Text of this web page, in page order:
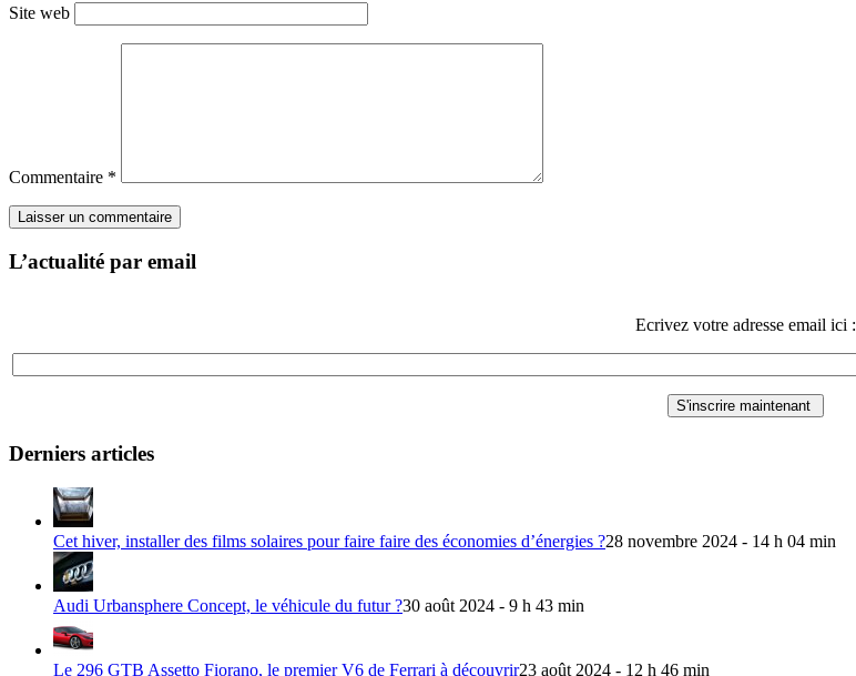
Site web
Commentaire *
L’actualité par email
Ecrivez votre adresse email ici :
Derniers articles
Cet hiver, installer des films solaires pour faire faire des économies d’énergies ?28 novembre 2024 - 14 h 04 min
Audi Urbansphere Concept, le véhicule du futur ?30 août 2024 - 9 h 43 min
Le 296 GTB Assetto Fiorano, le premier V6 de Ferrari à découvrir23 août 2024 - 12 h 46 min